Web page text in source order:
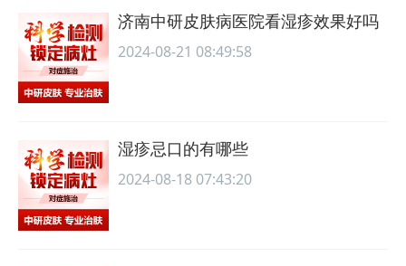
济南中研皮肤病医院看湿疹效果好吗
2024-08-21 08:49:58
湿疹忌口的有哪些
2024-08-18 07:43:20